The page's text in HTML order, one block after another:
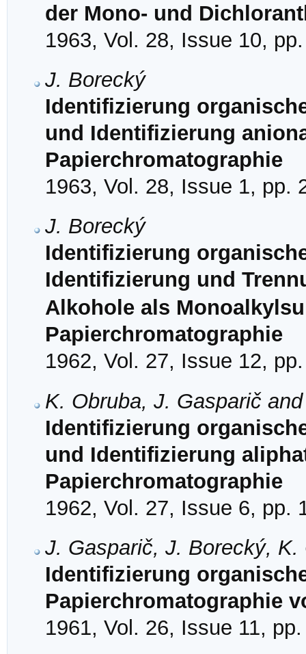
der Mono- und
1963, Vol. 28, Issue 10,
J. Borecký
Identifizierung
und Identifizierung
Papierchromatographie
1963, Vol. 28, Issue 1, pp.
J. Borecký
Identifizierung
Identifizierung und
Alkohole als
Papierchromatographie
1962, Vol. 27, Issue 12,
K. Obruba, J. Gasparič
Identifizierung
und Identifizierung
Papierchromatographie
1962, Vol. 27, Issue 6, pp.
J. Gasparič, J. Borecký,
Identifizierung
Papierchromatographie
1961, Vol. 26, Issue 11,